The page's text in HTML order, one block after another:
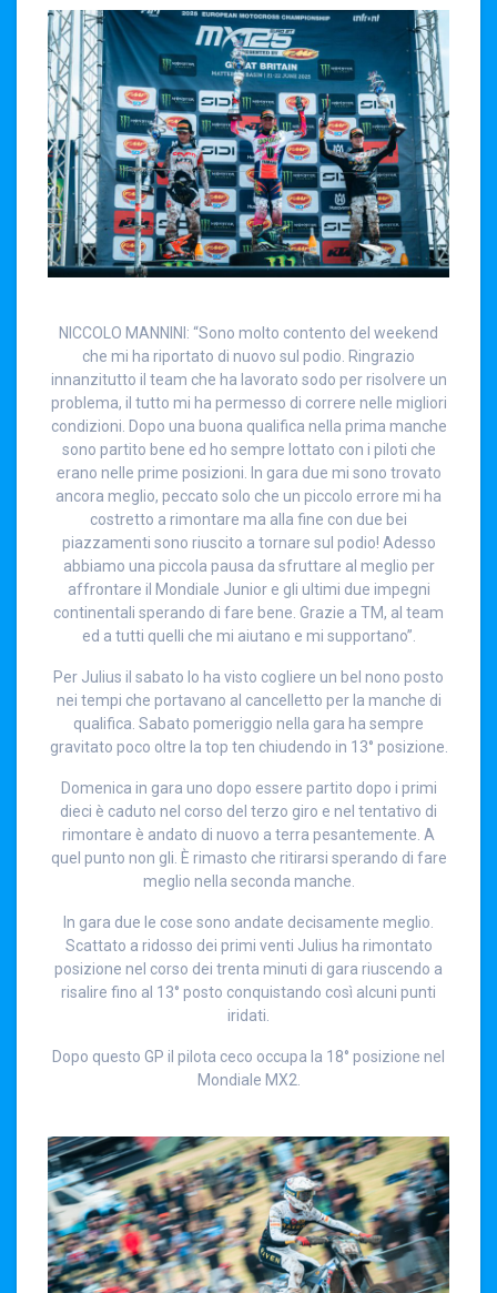
NICCOLO MANNINI: “Sono molto contento del weekend
che mi ha riportato di nuovo sul podio. Ringrazio
innanzitutto il team che ha lavorato sodo per risolvere un
problema, il tutto mi ha permesso di correre nelle migliori
condizioni. Dopo una buona qualifica nella prima manche
sono partito bene ed ho sempre lottato con i piloti che
erano nelle prime posizioni. In gara due mi sono trovato
ancora meglio, peccato solo che un piccolo errore mi ha
costretto a rimontare ma alla fine con due bei
piazzamenti sono riuscito a tornare sul podio! Adesso
abbiamo una piccola pausa da sfruttare al meglio per
affrontare il Mondiale Junior e gli ultimi due impegni
continentali sperando di fare bene. Grazie a TM, al team
ed a tutti quelli che mi aiutano e mi supportano”.
Per Julius il sabato lo ha visto cogliere un bel nono posto
nei tempi che portavano al cancelletto per la manche di
qualifica. Sabato pomeriggio nella gara ha sempre
gravitato poco oltre la top ten chiudendo in 13° posizione.
Domenica in gara uno dopo essere partito dopo i primi
dieci è caduto nel corso del terzo giro e nel tentativo di
rimontare è andato di nuovo a terra pesantemente. A
quel punto non gli. È rimasto che ritirarsi sperando di fare
meglio nella seconda manche.
In gara due le cose sono andate decisamente meglio.
Scattato a ridosso dei primi venti Julius ha rimontato
posizione nel corso dei trenta minuti di gara riuscendo a
risalire fino al 13° posto conquistando così alcuni punti
iridati.
Dopo questo GP il pilota ceco occupa la 18° posizione nel
Mondiale MX2.